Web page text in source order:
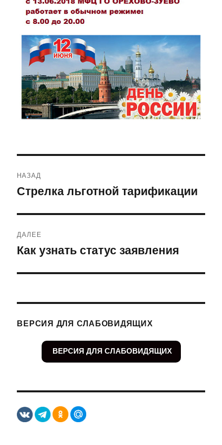
по
НАЗАД
Предыдущая
Стрелка льготной тарификации
ДАЛЕЕ
Следующая
Как узнать статус заявления
ВЕРСИЯ ДЛЯ СЛАБОВИДЯЩИХ
ВЕРСИЯ ДЛЯ СЛАБОВИДЯЩИХ